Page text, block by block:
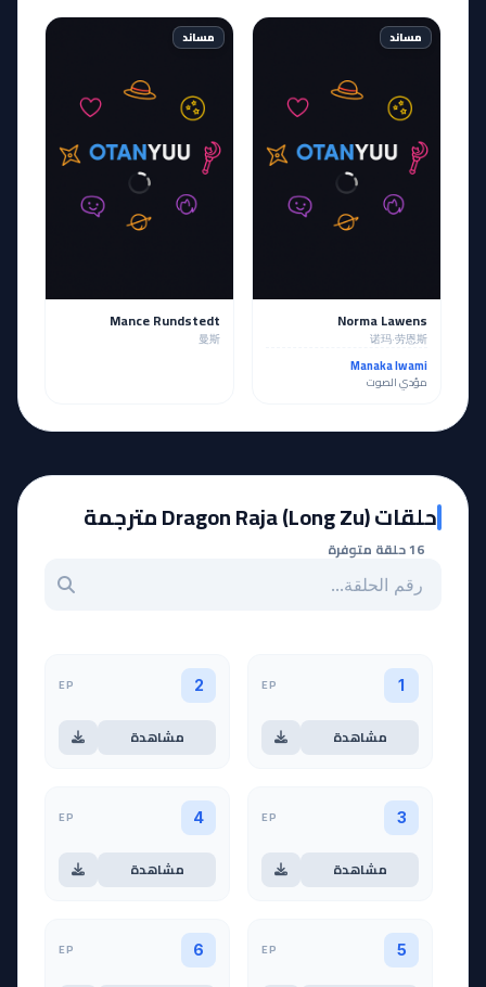
مساند
Norma Lawens
诺玛·劳恩斯
Manaka Iwami
مؤدي الصوت
مساند
Mance Rundstedt
曼斯
حلقات Dragon Raja (Long Zu) مترجمة
16 حلقة متوفرة
بحث عن حلقة بالرقم
1
EP
مشاهدة
2
EP
مشاهدة
3
EP
مشاهدة
4
EP
مشاهدة
5
EP
6
EP